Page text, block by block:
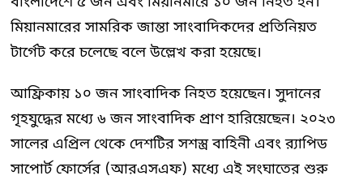
মিয়ানমারের সামরিক জান্তা সাংবাদিকদের প্রতিনিয়ত
টার্গেট করে চলেছে বলে উল্লেখ করা হয়েছে।
আফ্রিকায় ১০ জন সাংবাদিক নিহত হয়েছেন। সুদানের
গৃহযুদ্ধের মধ্যে ৬ জন সাংবাদিক প্রাণ হারিয়েছেন। ২০২৩
সালের এপ্রিল থেকে দেশটির সশস্ত্র বাহিনী এবং র‍্যাপিড
সাপোর্ট ফোর্সের (আরএসএফ) মধ্যে এই সংঘাতের শুরু